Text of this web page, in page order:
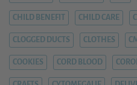
CHILD BENEFIT CHILD CARE
CLOGGED DUCTS CLOTHES
COOKIES CORD BLOOD